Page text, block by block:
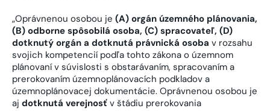
„Oprávnenou osobou je (A) orgán územného plánovania,
(B) odborne spôsobilá osoba, (C) spracovateľ, (D)
dotknutý orgán a dotknutá právnická osoba v rozsahu
svojich kompetencií podľa tohto zákona o územnom
plánovaní v súvislosti s obstarávaním, spracovaním a
prerokovaním územnoplánovacích podkladov a
územnoplánovacej dokumentácie. Oprávnenou osobou je
aj dotknutá verejnosť v štádiu prerokovania